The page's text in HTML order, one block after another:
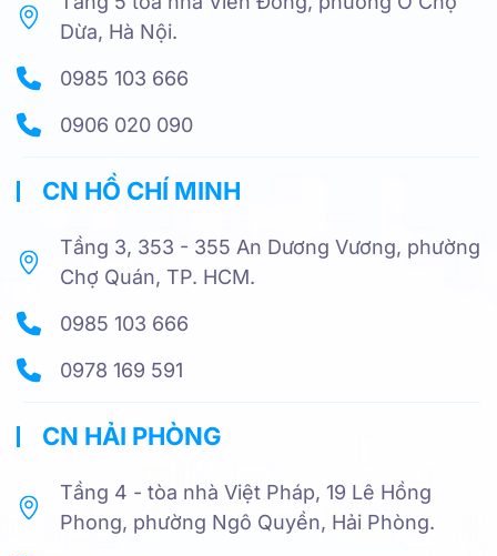
Dừa, Hà Nội.
0985 103 666
0906 020 090
CN HỒ CHÍ MINH
Tầng 3, 353 - 355 An Dương Vương, phường
Chợ Quán, TP. HCM.
0985 103 666
0978 169 591
CN HẢI PHÒNG
Tầng 4 - tòa nhà Việt Pháp, 19 Lê Hồng
Phong, phường Ngô Quyền, Hải Phòng.